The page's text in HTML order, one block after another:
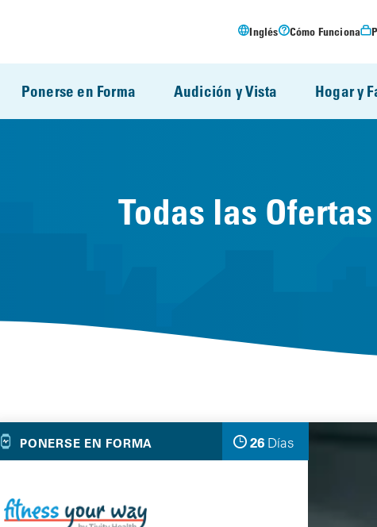
Inglés Cómo Funciona
Ponerse en Forma Audición y Vista Hogar y
Todas las Ofertas
Your Selected Deals
26 Días
quedan
PONERSE EN FORMA